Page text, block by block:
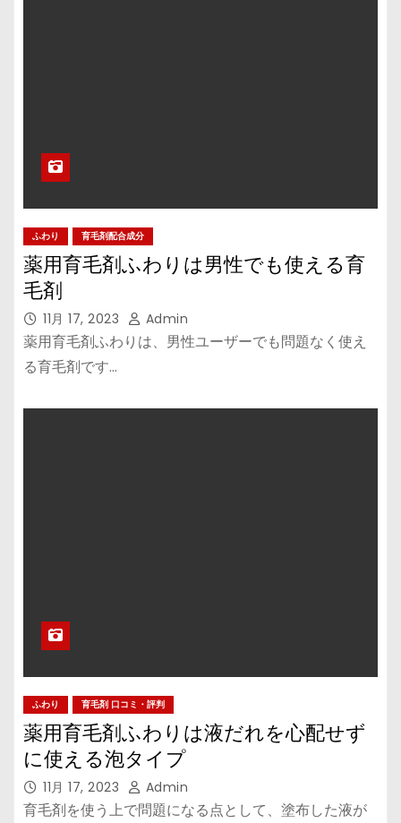
ふわり 育毛剤配合成分
薬用育毛剤ふわりは男性でも使える育
毛剤
11月 17, 2023 Admin
薬用育毛剤ふわりは、男性ユーザーでも問題なく使え
る育毛剤です…
ふわり 育毛剤 口コミ・評判
薬用育毛剤ふわりは液だれを心配せず
に使える泡タイプ
11月 17, 2023 Admin
育毛剤を使う上で問題になる点として、塗布した液が